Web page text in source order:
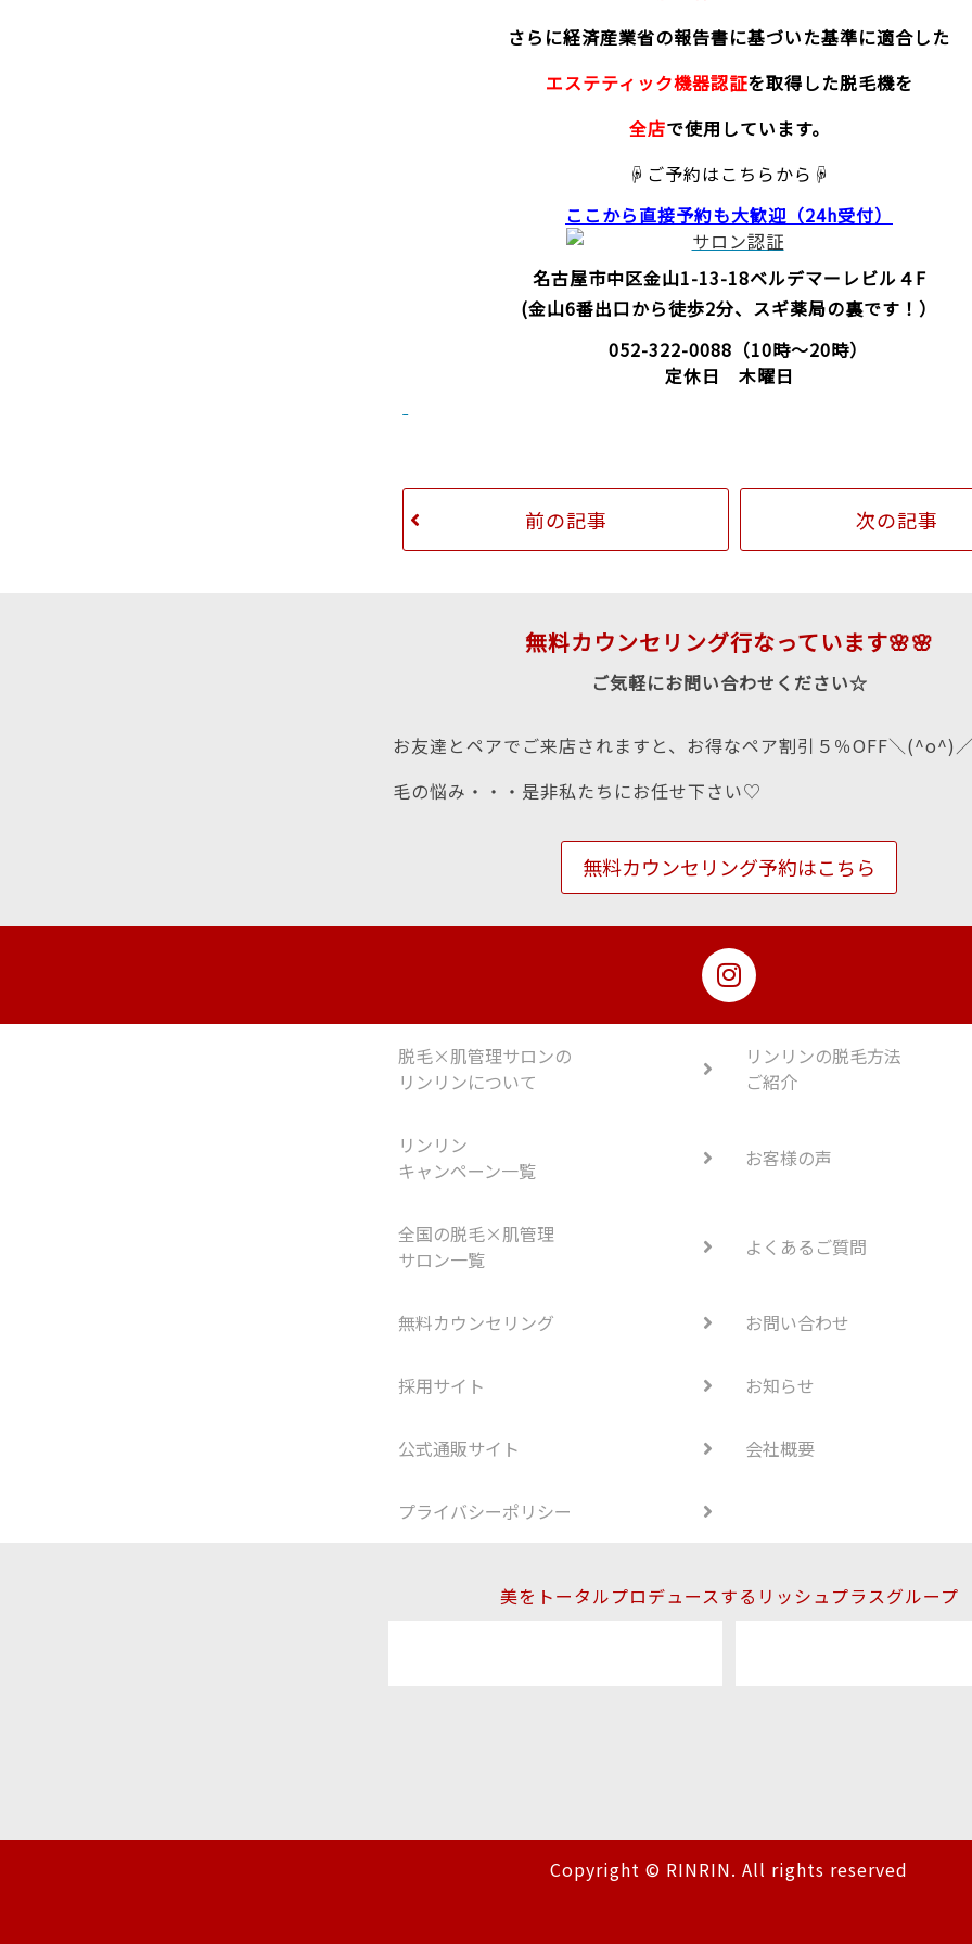
さらに経済産業省の報告書に基づいた基準に適合した
エステティック機器認証を取得した脱毛機を
全店で使用しています。
☟ご予約はこちらから☟
ここから直接予約も大歓迎（24h受付）
名古屋市中区金山1-13-18ベルデマーレビル４F
(金山6番出口から徒歩2分、スギ薬局の裏です！）
052-322-0088 （10時～20時）
定休日 木曜日
前の記事 次の記事
無料カウンセリング行なっています🌸🌸
ご気軽にお問い合わせください☆
お友達とペアでご来店されますと、お得なペア割引５％OFF＼(^o^)
毛の悩み・・・是非私たちにお任せ下さい♡
無料カウンセリング予約はこちら
脱毛×肌管理サロンの
リンリンについて
リンリンの脱毛方法
ご紹介
リンリン
キャンペーン一覧
お客様の声
全国の脱毛×肌管理
サロン一覧
よくあるご質問
無料カウンセリング お問い合わせ
採用サイト お知らせ
公式通販サイト 会社概要
プライバシーポリシー
美をトータルプロデュースするリッシュプラスグループ
Copyright © RINRIN. All rights reserved